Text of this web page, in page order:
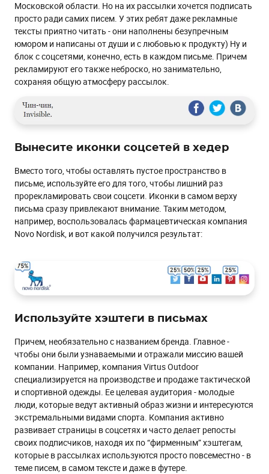
Московской области. Но на их рассылки хочется подписать
просто ради самих писем. У этих ребят даже рекламные
тексты приятно читать - они наполнены безупречным
юмором и написаны от души и с любовью к продукту) Ну и
блок с соцсетями, конечно, есть в каждом письме. Причем
рекламируют его также неброско, но занимательно,
сохраняя общую атмосферу рассылок.
Вынесите иконки соцсетей в хедер
Вместо того, чтобы оставлять пустое пространство в
письме, используйте его для того, чтобы лишний раз
прорекламировать свои соцсети. Иконки в самом верху
письма сразу привлекают внимание. Таким методом,
например, воспользовалась фармацевтическая компания
Novo Nordisk, и вот какой получился результат:
Используйте хэштеги в письмах
Причем, необязательно с названием бренда. Главное -
чтобы они были узнаваемыми и отражали миссию вашей
компании. Например, компания Virtus Outdoor
специализируется на производстве и продаже тактической
и спортивной одежды. Ее целевая аудитория - молодые
люди, которые ведут активный образ жизни и интересуются
экстремальными видами спорта. Компания активно
развивает страницы в соцсетях и часто делает репосты
своих подписчиков, находя их по “фирменным” хэштегам,
которые в рассылках используются просто повсеместно - в
теме писем, в самом тексте и даже в футере.